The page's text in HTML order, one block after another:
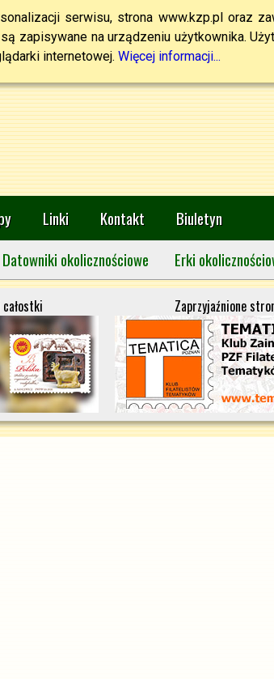
serwisu, strona www.kzp.pl oraz
zapisywane na urządzeniu użytkownika.
internetowej. Więcej informacji...
Linki Kontakt
Biuletyn
Datowniki okolicznościowe Erki
Zaprzyjaźnione